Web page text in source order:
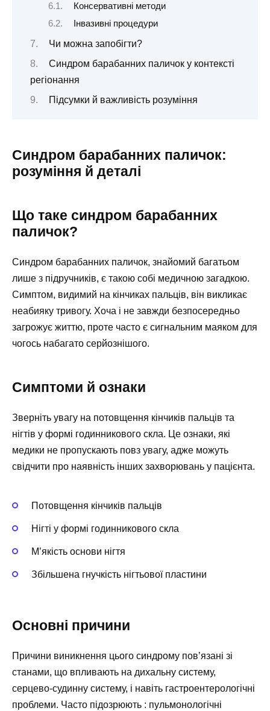
Консервативні методи
Інвазивні процедури
Чи можна запобігти?
Синдром барабанних паличок у контексті
регіонання
Підсумки й важливість розуміння
Синдром барабанних паличок:
розуміння й деталі
Що таке синдром барабанних
паличок?
Синдром барабанних паличок, знайомий багатьом
лише з підручників, є такою собі медичною загадкою.
Симптом, видимий на кінчиках пальців, він викликає
неабияку тривогу. Хоча і не завжди безпосередньо
загрожує життю, проте часто є сигнальним маяком для
чогось набагато серйознішого.
Симптоми й ознаки
Зверніть увагу на потовщення кінчиків пальців та
нігтів у формі годинникового скла. Це ознаки, які
медики не пропускають повз увагу, адже можуть
свідчити про наявність інших захворювань у пацієнта.
Потовщення кінчиків пальців
Нігті у формі годинникового скла
М’якість основи нігтя
Збільшена гнучкість нігтьової пластини
Основні причини
Причини виникнення цього синдрому пов’язані зі
станами, що впливають на дихальну систему,
серцево-судинну систему, і навіть гастроентерологічні
проблеми. Часто підозрюють : пульмонологічні